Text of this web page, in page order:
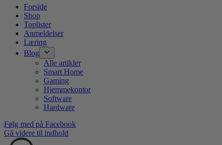
Forside
Shop
Toplister
Anmeldelser
Læring
Blog
Alle artikler
Smart Home
Gaming
Hjemmekontor
Software
Hardware
Følg med på Facebook
Gå videre til indhold